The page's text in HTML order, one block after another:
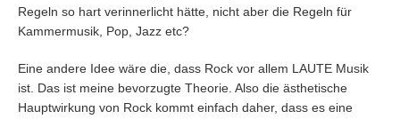
Regeln so hart verinnerlicht hätte, nicht aber die Regeln für
Kammermusik, Pop, Jazz etc?
Eine andere Idee wäre die, dass Rock vor allem LAUTE Musik
ist. Das ist meine bevorzugte Theorie. Also die ästhetische
Hauptwirkung von Rock kommt einfach daher, dass es eine